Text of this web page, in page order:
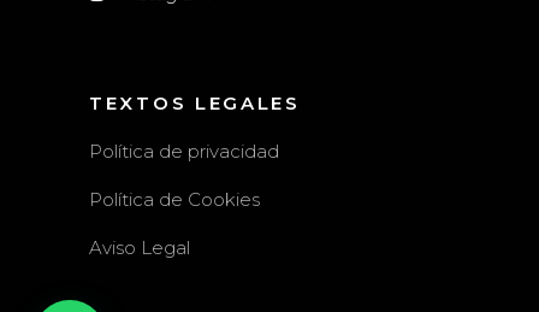
TEXTOS LEGALES
Política de privacidad
Política de Cookies
Aviso Legal